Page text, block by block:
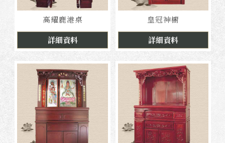
高耀鹿港桌
詳細資料
皇冠神櫥
詳細資料